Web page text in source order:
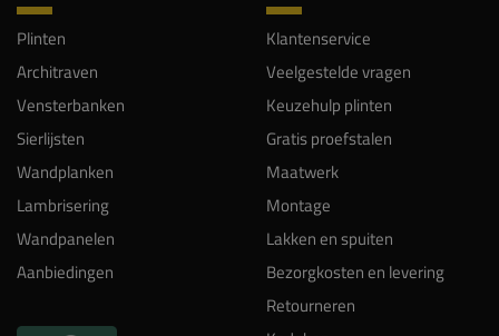
Plinten
Architraven
Vensterbanken
Sierlijsten
Wandplanken
Lambrisering
Wandpanelen
Aanbiedingen
Klantenservice
Veelgestelde vragen
Keuzehulp plinten
Gratis proefstalen
Maatwerk
Montage
Lakken en spuiten
Bezorgkosten en levering
Retourneren